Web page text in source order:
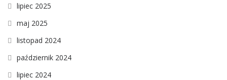
lipiec 2025
maj 2025
listopad 2024
październik 2024
lipiec 2024